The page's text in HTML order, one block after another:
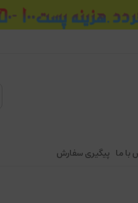
با ما پیگیری سفارش